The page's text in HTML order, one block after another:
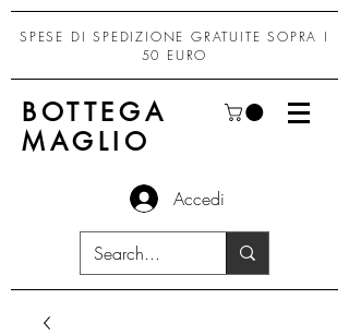
SPESE DI SPEDIZIONE GRATUITE SOPRA I
50 EURO
BOTTEGA
MAGLIO
Accedi